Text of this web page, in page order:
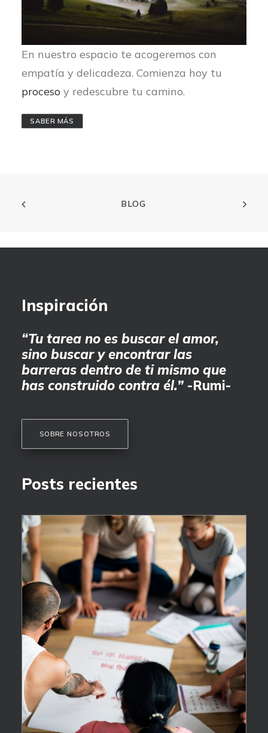
En nuestro espacio te acogeremos con
empatía y delicadeza. Comienza hoy tu
proceso y redescubre tu camino.
SABER MÁS
BLOG
Inspiración
“Tu tarea no es buscar el amor,
sino buscar y encontrar las
barreras dentro de ti mismo que
has construido contra él.” -Rumi-
SOBRE NOSOTROS
Posts recientes